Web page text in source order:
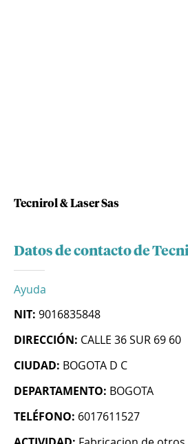
Tecnirol & Laser Sas
Datos de contacto de
Ayuda
NIT: 9016835848
DIRECCIÓN: CALLE 36 SUR 69 60
CIUDAD: BOGOTA D C
DEPARTAMENTO: BOGOTA
TELÉFONO: 6017611527